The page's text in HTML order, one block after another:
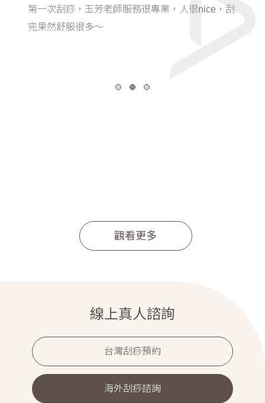
第一次刮痧，玉芳老師服務很專業，人很nice，刮
完果然舒服很多～
觀看更多
線上真人諮詢
台灣刮痧預約
海外刮痧諮詢